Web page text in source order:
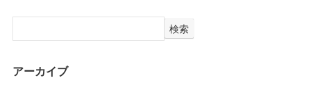
検索
アーカイブ